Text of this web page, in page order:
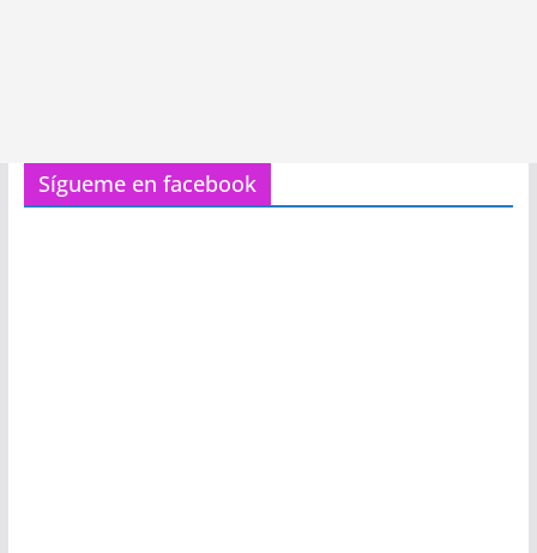
Sígueme en facebook